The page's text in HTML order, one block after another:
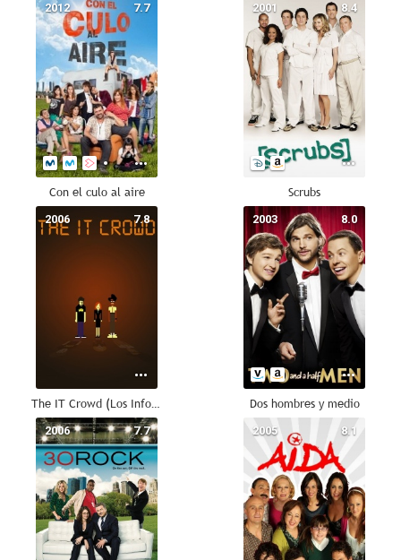
7.7
2012
Con el culo al aire
8.4
2001
Scrubs
7.8
2006
The IT Crowd (Los Informáticos)
8.0
2003
Dos hombres y medio
7.7
2006 8.1
2005